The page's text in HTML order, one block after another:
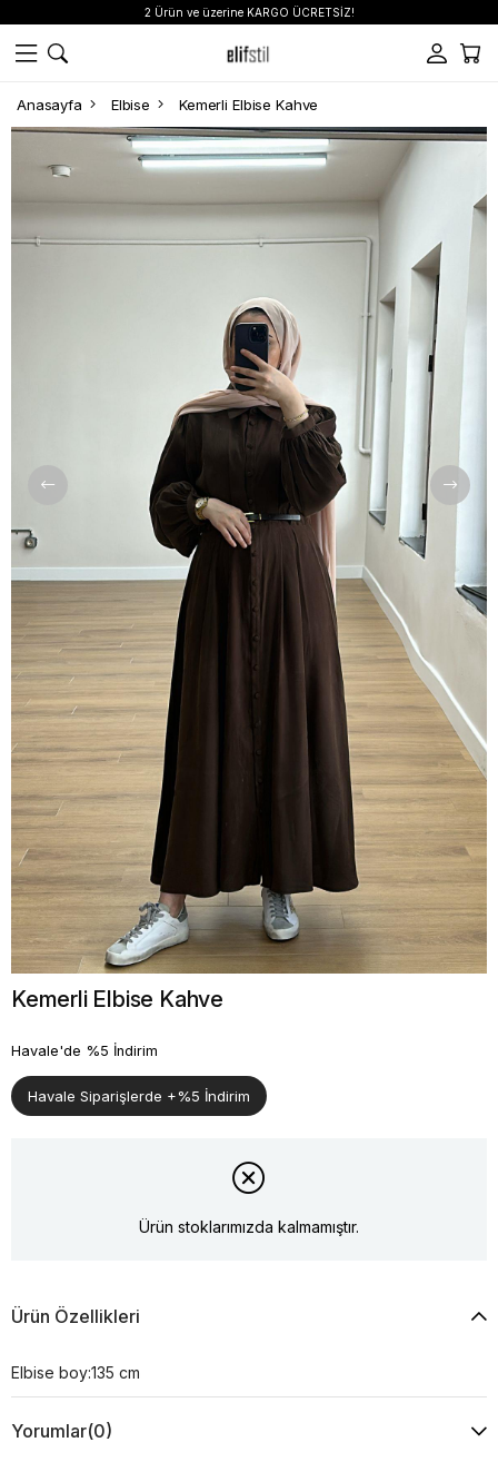
2 Ürün ve üzerine KARGO ÜCRETSİZ!
Anasayfa Elbise Kemerli Elbise Kahve
Kemerli Elbise Kahve
Havale'de %5 İndirim
Havale Siparişlerde +%5 İndirim
Ürün stoklarımızda kalmamıştır.
Ürün Özellikleri
Elbise boy:135 cm
Yorumlar(0)